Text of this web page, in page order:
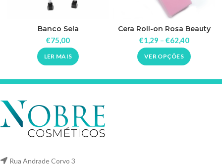
Banco Sela
€75,00
LER MAIS
Cera Roll-on Rosa Beauty
Image
€1,29 – €62,40
VER OPÇÕES
Rua Andrade Corvo 3